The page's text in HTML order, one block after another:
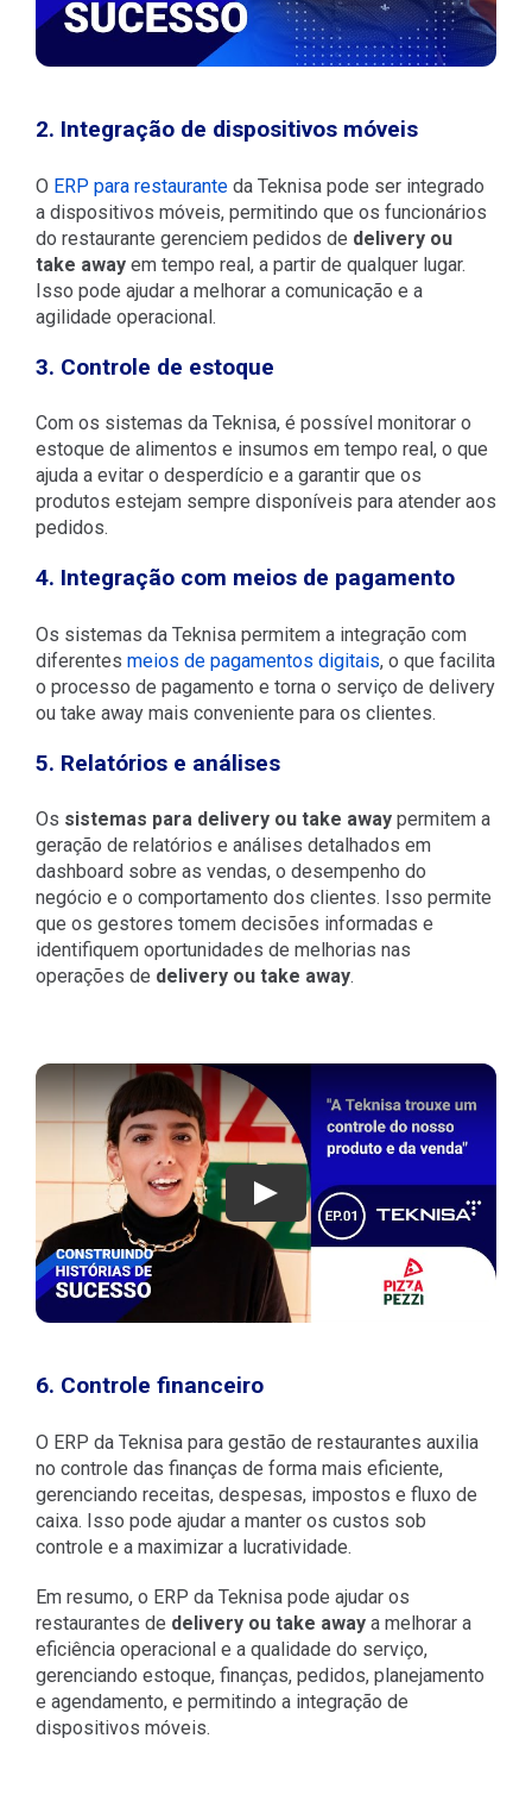
2. Integração de dispositivos móveis
O ERP para restauranteda Teknisa pode ser integrado
a dispositivos móveis, permitindo que os funcionários
do restaurante gerenciem pedidos de delivery ou
take awayem tempo real, a partir de qualquer lugar.
Isso pode ajudar a melhorar a comunicação e a
agilidade operacional.
3. Controle de estoque
Com os sistemas da Teknisa, é possível monitorar o
estoque de alimentos e insumos em tempo real, o que
ajuda a evitar o desperdício e a garantir que os
produtos estejam sempre disponíveis para atender aos
pedidos.
4. Integração com meios de pagamento
Os sistemas da Teknisa permitem a integração com
diferentes meios de pagamentos digitais, o que facilita
o processo de pagamento e torna o serviço de delivery
ou take away mais conveniente para os clientes.
5. Relatórios e análises
Os sistemas para delivery ou take awaypermitem a
geração de relatórios e análises detalhados em
dashboard sobre as vendas, o desempenho do
negócio e o comportamento dos clientes. Isso permite
que os gestores tomem decisões informadas e
identifiquem oportunidades de melhorias nas
operações de delivery ou take away.
Play
6. Controle financeiro
O ERP da Teknisa para gestão de restaurantes auxilia
no controle das finanças de forma mais eficiente,
gerenciando receitas, despesas, impostos e fluxo de
caixa. Isso pode ajudar a manter os custos sob
controle e a maximizar a lucratividade.
Em resumo, o ERP da Teknisa pode ajudar os
restaurantes de delivery ou take awaya melhorar a
eficiência operacional e a qualidade do serviço,
gerenciando estoque, finanças, pedidos, planejamento
e agendamento, e permitindo a integração de
dispositivos móveis.